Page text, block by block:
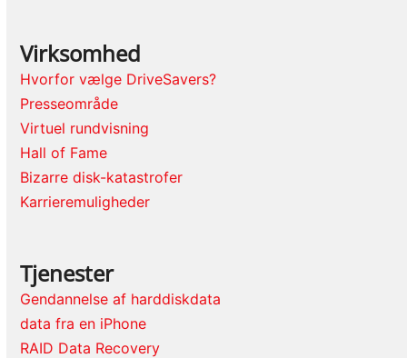
Virksomhed
Hvorfor vælge DriveSavers?
Presseområde
Virtuel rundvisning
Hall of Fame
Bizarre disk-katastrofer
Karrieremuligheder
Tjenester
Gendannelse af harddiskdata
data fra en iPhone
RAID Data Recovery